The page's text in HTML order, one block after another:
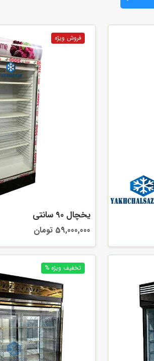
یخچال 90 سانتی
59,000,000 تومان